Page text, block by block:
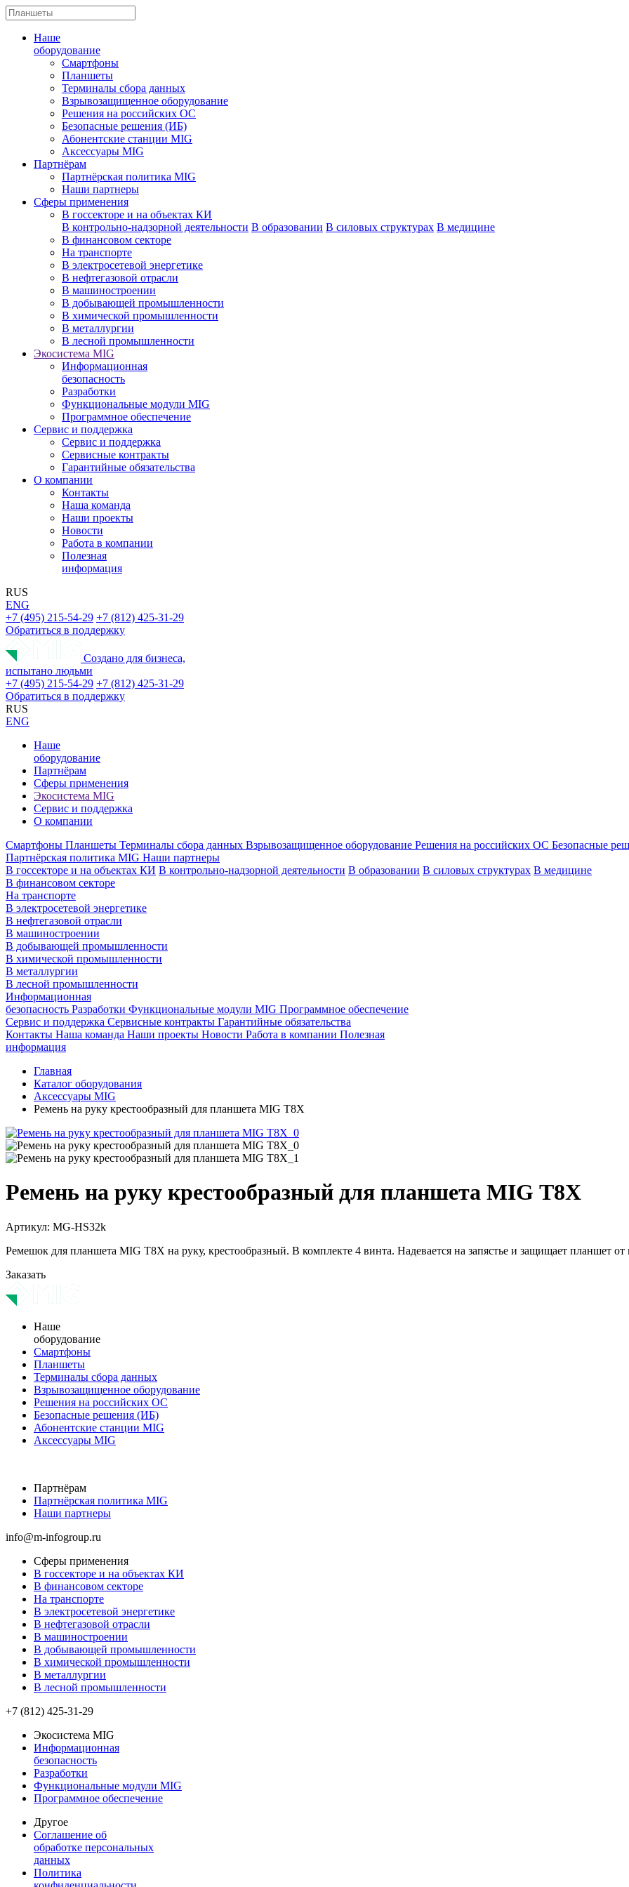
Наше
оборудование
Смартфоны
Планшеты
Терминалы сбора данных
Взрывозащищенное оборудование
Решения на российских ОС
Безопасные решения (ИБ)
Абонентские станции MIG
Аксессуары MIG
Партнёрам
Партнёрская политика MIG
Наши партнеры
Сферы применения
В госсекторе и на объектах КИ
В контрольно-надзорной деятельности В образовании В силовых структурах В медицине
В финансовом секторе
На транспорте
В электросетевой энергетике
В нефтегазовой отрасли
В машиностроении
В добывающей промышленности
В химической промышленности
В металлургии
В лесной промышленности
Экосистема MIG
Информационная
безопасность
Разработки
Функциональные модули MIG
Программное обеспечение
Сервис и поддержка
Сервис и поддержка
Сервисные контракты
Гарантийные обязательства
О компании
Контакты
Наша команда
Наши проекты
Новости
Работа в компании
Полезная
информация
RUS
ENG
+7 (495) 215-54-29 +7 (812) 425-31-29
Обратиться в поддержку
Создано для бизнеса,
испытано людьми
+7 (495) 215-54-29 +7 (812) 425-31-29
Обратиться в поддержку
RUS
ENG
Наше
оборудование
Партнёрам
Сферы применения
Экосистема MIG
Сервис и поддержка
О компании
Смартфоны Планшеты Терминалы сбора данных Взрывозащищенное оборудование Решения на российских ОС Безопасные
Партнёрская политика MIG Наши партнеры
В госсекторе и на объектах КИ В контрольно-надзорной деятельности В образовании В силовых структурах В медицине
В финансовом секторе
На транспорте
В электросетевой энергетике
В нефтегазовой отрасли
В машиностроении
В добывающей промышленности
В химической промышленности
В металлургии
В лесной промышленности
Информационная
безопасность Разработки Функциональные модули MIG Программное обеспечение
Сервис и поддержка Сервисные контракты Гарантийные обязательства
Контакты Наша команда Наши проекты Новости Работа в компании Полезная
информация
Главная
Каталог оборудования
Аксессуары MIG
Ремень на руку крестообразный для планшета MIG Т8Х
Ремень на руку крестообразный для планшета MIG Т8Х
Артикул: MG-HS32k
Ремешок для планшета MIG Т8Х на руку, крестообразный. В комплекте 4 винта. Надевается на запястье и защищает планшет от
Заказать
Наше
оборудование
Смартфоны
Планшеты
Терминалы сбора данных
Взрывозащищенное оборудование
Решения на российских ОС
Безопасные решения (ИБ)
Абонентские станции MIG
Аксессуары MIG
Партнёрам
Партнёрская политика MIG
Наши партнеры
info@m-infogroup.ru
Сферы применения
В госсекторе и на объектах КИ
В финансовом секторе
На транспорте
В электросетевой энергетике
В нефтегазовой отрасли
В машиностроении
В добывающей промышленности
В химической промышленности
В металлургии
В лесной промышленности
+7 (812) 425-31-29
Экосистема MIG
Информационная
безопасность
Разработки
Функциональные модули MIG
Программное обеспечение
Другое
Соглашение об
обработке персональных
данных
Политика